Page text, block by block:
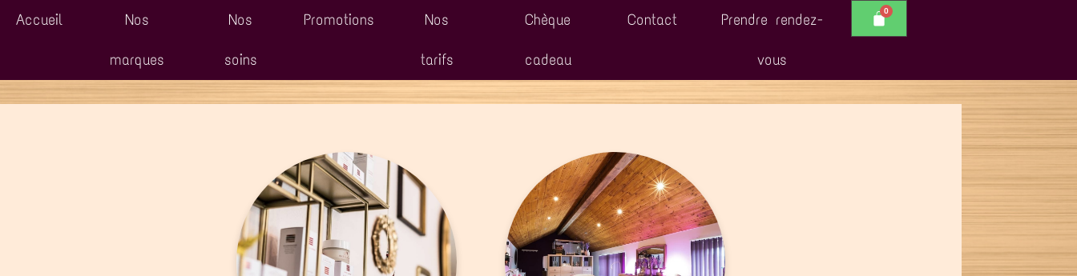
Accueil Nos
marques
Nos
soins
Promotions Nos
tarifs
Chèque
cadeau
Contact Prendre rendez-
vous